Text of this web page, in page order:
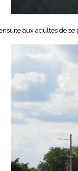
ensuite aux adultes de